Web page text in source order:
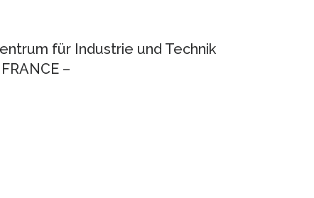
für Industrie und Technik
–